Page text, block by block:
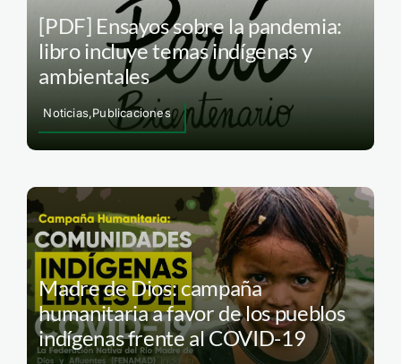
[PDF] Ensayos sobre la pandemia:
libro incluye temas indígenas y
ambientales
Noticias,Publicaciones
Madre de Dios: campaña
humanitaria a favor de los pueblos
indígenas frente al COVID-19